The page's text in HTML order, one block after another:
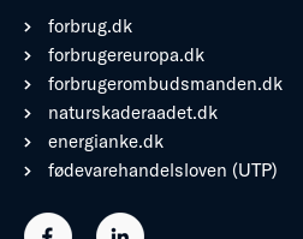
forbrug.dk
forbrugereuropa.dk
forbrugerombudsmanden.dk
naturskaderaadet.dk
energianke.dk
fødevarehandelsloven (UTP)